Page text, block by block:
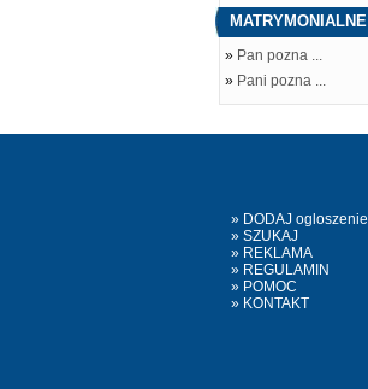
MATRYMONIALNE
» Pan pozna ...
» Pani pozna ...
» DODAJ ogloszenie
» SZUKAJ
» REKLAMA
» REGULAMIN
» POMOC
» KONTAKT